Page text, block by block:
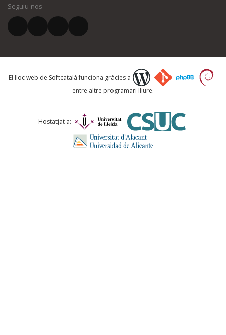
El vostre correu electrònic *
Què proposeu?
Comentari *
Seguiu-nos
El lloc web de Softcatalà funciona gràcies a
entre altre programari lliure.
Hostatjat a: